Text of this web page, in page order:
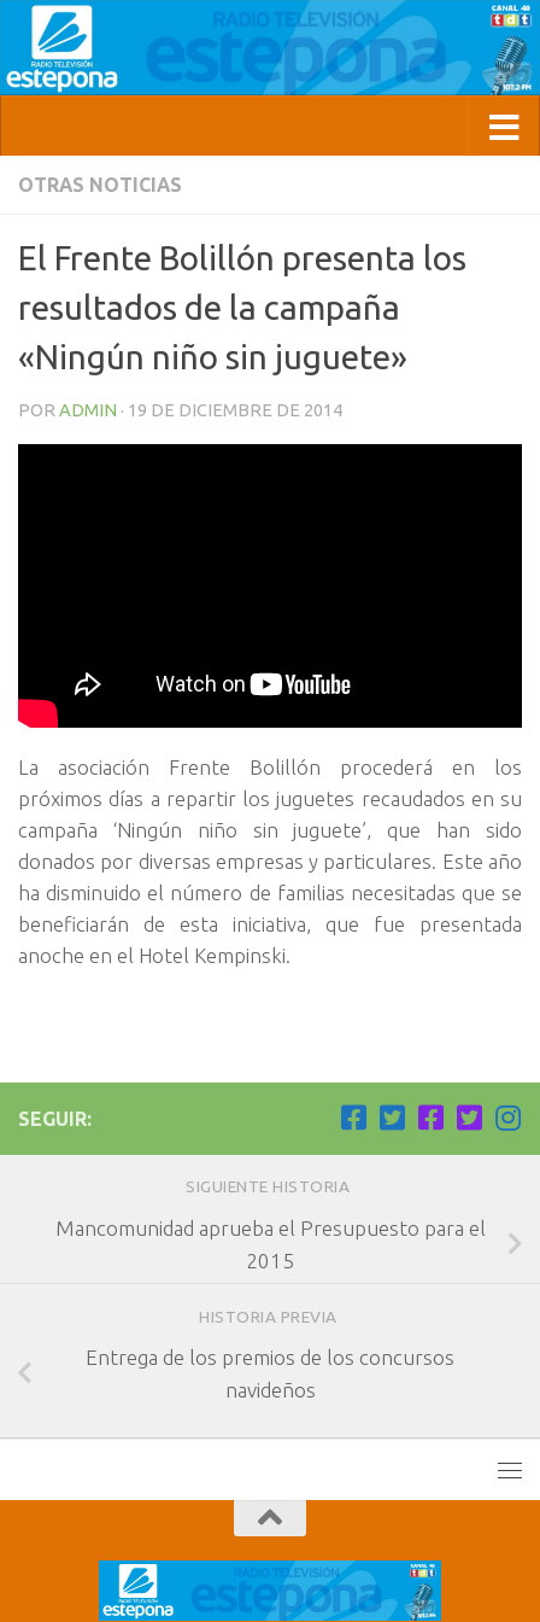
OTRAS NOTICIAS
El Frente Bolillón presenta los
resultados de la campaña
«Ningún niño sin juguete»
POR ADMIN · 19 DE DICIEMBRE DE 2014
La asociación Frente Bolillón procederá en los
próximos días a repartir los juguetes recaudados en su
campaña ‘Ningún niño sin juguete’, que han sido
donados por diversas empresas y particulares. Este año
ha disminuido el número de familias necesitadas que se
beneficiarán de esta iniciativa, que fue presentada
anoche en el Hotel Kempinski.
SEGUIR:
SIGUIENTE HISTORIA
Mancomunidad aprueba el Presupuesto para el
2015
HISTORIA PREVIA
Entrega de los premios de los concursos
navideños